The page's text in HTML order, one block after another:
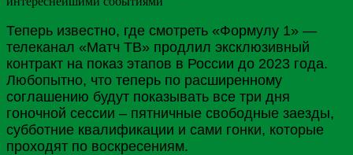
Теперь известно, где смотреть «Формулу 1» —
телеканал «Матч ТВ» продлил эксклюзивный
контракт на показ этапов в России до 2023 года.
Любопытно, что теперь по расширенному
соглашению будут показывать все три дня
гоночной сессии – пятничные свободные заезды,
субботние квалификации и сами гонки, которые
проходят по воскресениям.